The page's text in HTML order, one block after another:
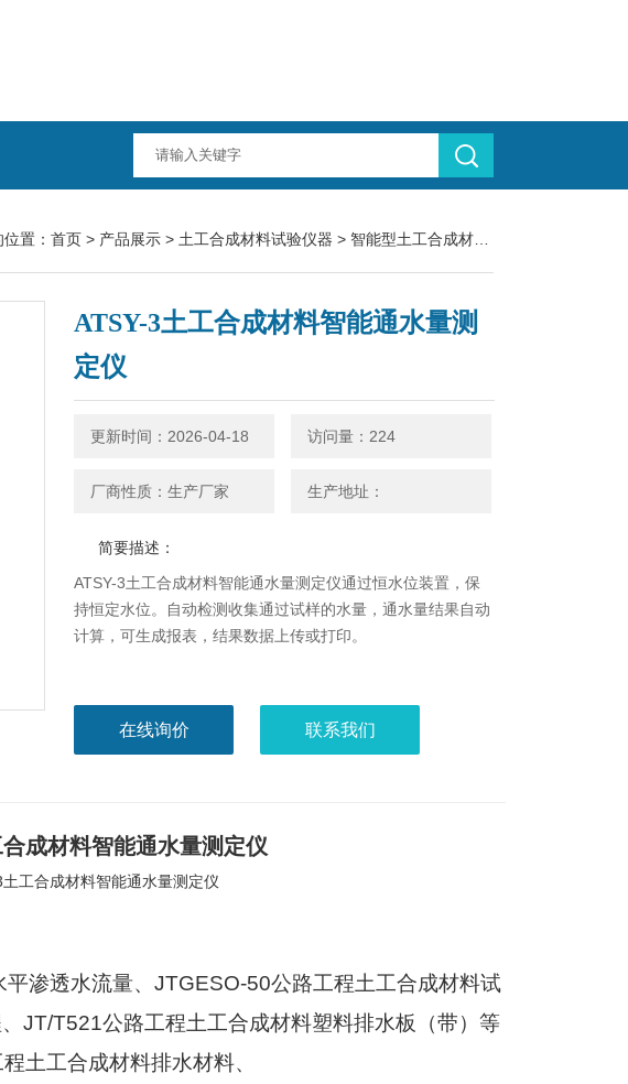
置： 首页 > 产品展示 > 土工合成材料试验仪器 > 智能型土工合成材料仪器
ATSY-3土工合成材料智能通水量测
定仪
更新时间：2026-04-18 访问量：224
厂商性质：生产厂家 生产地址：
简要描述：
ATSY-3土工合成材料智能通水量测定仪通过恒水位装置，保
持恒定水位。自动检测收集通过试样的水量，通水量结果自动
计算，可生成报表，结果数据上传或打印。
在线询价 联系我们
成材料智能通水量测定仪
渗透水流量、 JTGESO-50公路工程土工合成材料试
JT/T521公路工程土工合成材料塑料排水板（带）等
土工合成材料排水材料、